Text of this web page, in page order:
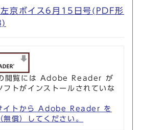
京ボイス6月15日号(PDF形
閲覧には Adobe Reader が
フトがインストールされていな
イトから Adobe Reader を
無償）してください。